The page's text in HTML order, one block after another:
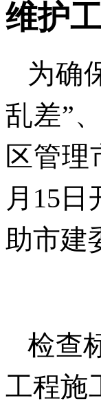
维护
为确
乱差”
区管理
月15
助市建
检查
工程施